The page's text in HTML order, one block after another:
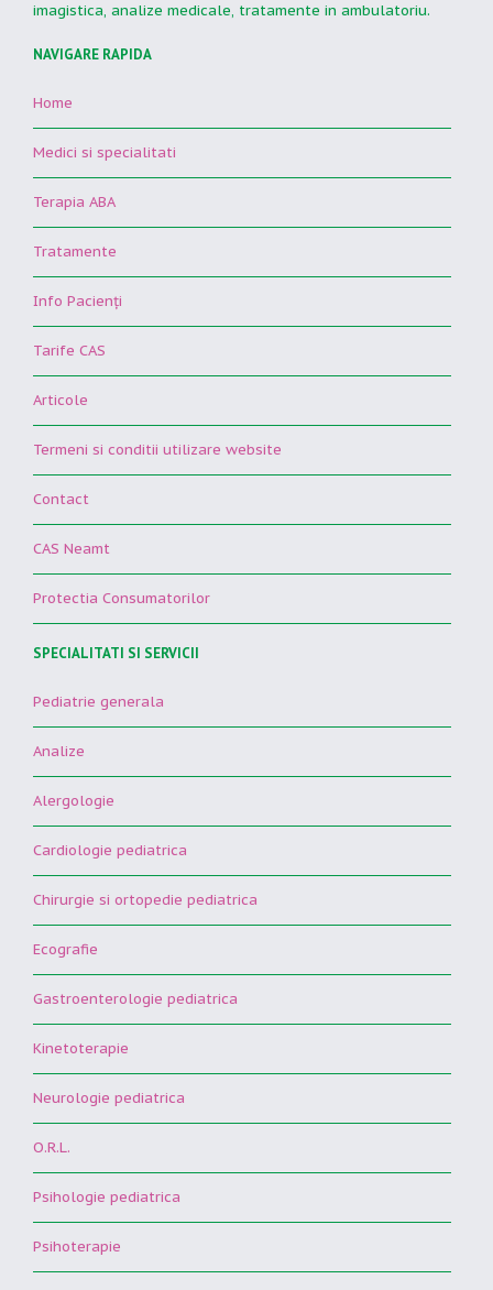
imagistica, analize medicale, tratamente in ambulatoriu.
NAVIGARE RAPIDA
Home
Medici si specialitati
Terapia ABA
Tratamente
Info Pacienţi
Tarife CAS
Articole
Termeni si conditii utilizare website
Contact
CAS Neamt
Protectia Consumatorilor
SPECIALITATI SI SERVICII
Pediatrie generala
Analize
Alergologie
Cardiologie pediatrica
Chirurgie si ortopedie pediatrica
Ecografie
Gastroenterologie pediatrica
Kinetoterapie
Neurologie pediatrica
O.R.L.
Psihologie pediatrica
Psihoterapie